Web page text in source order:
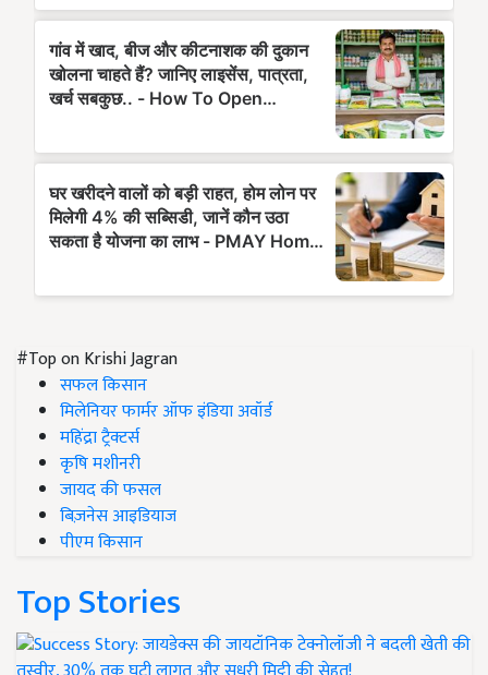
#Top on Krishi Jagran
सफल किसान
मिलेनियर फार्मर ऑफ इंडिया अवॉर्ड
महिंद्रा ट्रैक्टर्स
कृषि मशीनरी
जायद की फसल
बिज़नेस आइडियाज
पीएम किसान
Top Stories